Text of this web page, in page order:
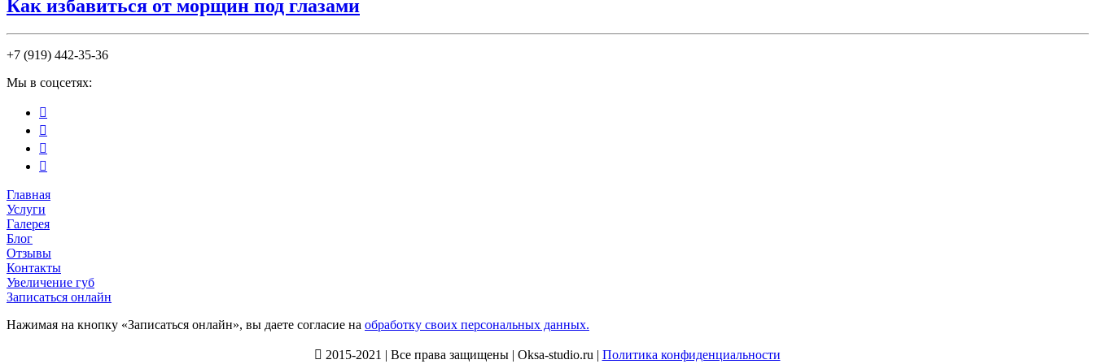
Как избавиться от морщин под глазами
+7 (919) 442-35-36
Мы в соцсетях:




Главная
Услуги
Галерея
Блог
Отзывы
Контакты
Увеличение губ
Записаться онлайн
Нажимая на кнопку «Записаться онлайн», вы даете согласие на обработку своих персональных данных.
 2015-2021 | Все права защищены | Oksa-studio.ru | Политика конфиденциальности